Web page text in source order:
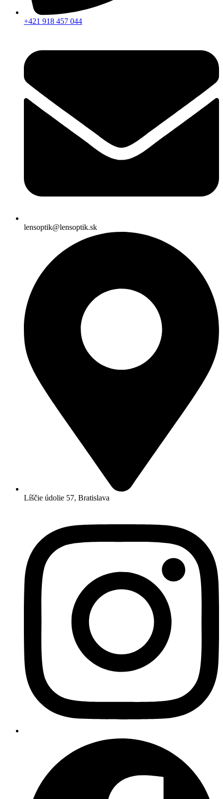
+421 918 457 044
lensoptik@lensoptik.sk
Líščie údolie 57, Bratislava